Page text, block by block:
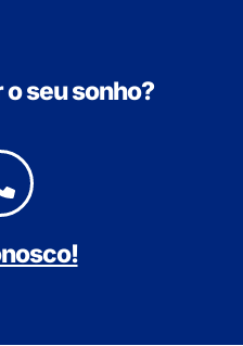
seu sonho?